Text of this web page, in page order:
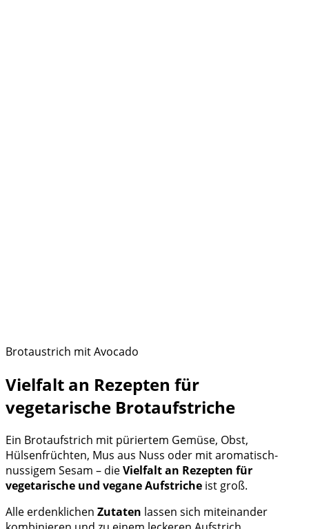
Brotaustrich mit Avocado
Vielfalt an Rezepten für
vegetarische Brotaufstriche
Ein Brotaufstrich mit püriertem Gemüse, Obst,
Hülsenfrüchten, Mus aus Nuss oder mit aromatisch-
nussigem Sesam – dieVielfalt an Rezepten für
vegetarische und vegane Aufstriche ist groß.
Alle erdenklichen Zutaten lassen sich miteinander